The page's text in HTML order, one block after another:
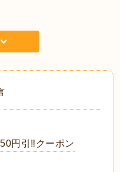
円引‼️クーポン